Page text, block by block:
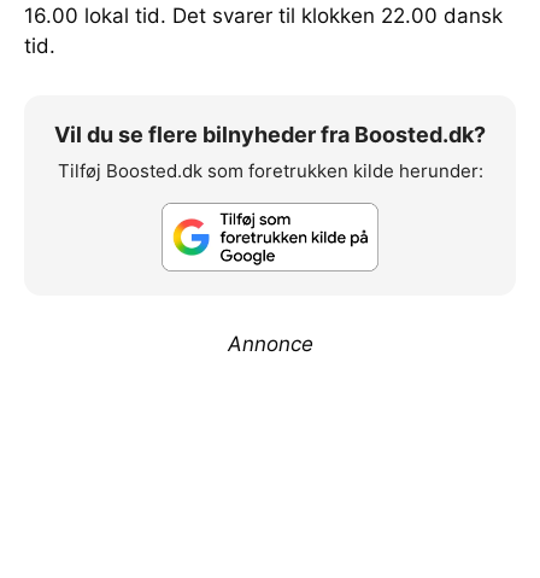
16.00 lokal tid. Det svarer til klokken 22.00 dansk
tid.
Vil du se flere bilnyheder fra Boosted.dk?
Tilføj Boosted.dk som foretrukken kilde herunder:
Annonce